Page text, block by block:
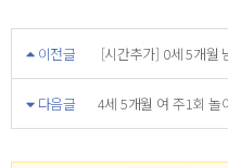
이전글 [시간추가] 0세 5개월
다음글 4세 5개월 여 주1회 놀